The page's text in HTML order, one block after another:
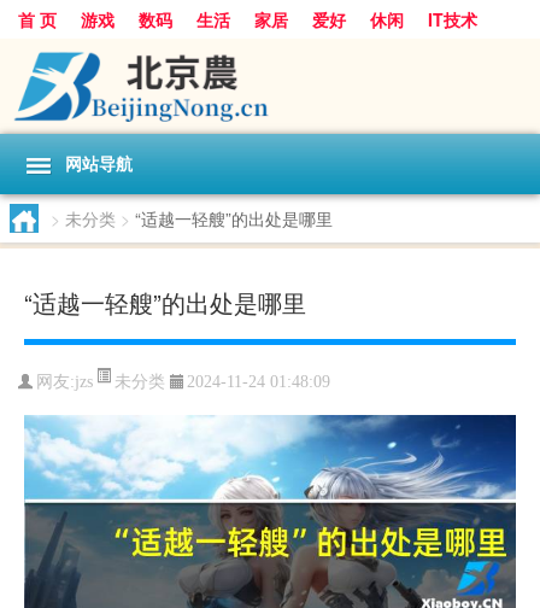
首 页 游戏 数码 生活 家居 爱好 休闲
IT技术
互联网
手机 购物
网站导航
> 未分类 > “适越一轻艘”的出处是哪里
“适越一轻艘”的出处是哪里
网友:jzs 未分类 2024-11-24 01:48:09